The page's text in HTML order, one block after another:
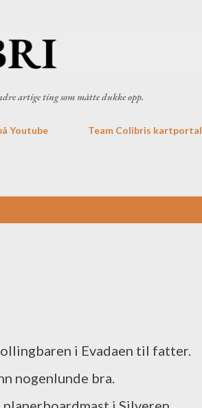
artige ting som måtte dukke opp.
Youtube Team Colibris kartportal
i Evadaen til fatter.
nogenlunde bra.